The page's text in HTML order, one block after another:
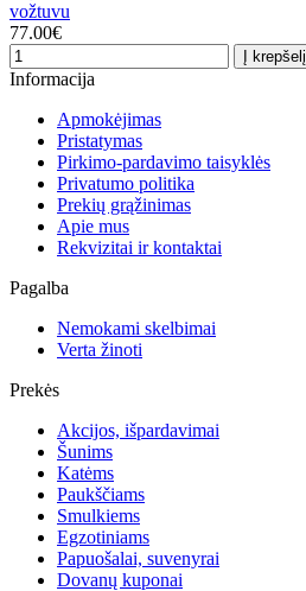
vožtuvu
77.00€
Į krepšelį
Informacija
Apmokėjimas
Pristatymas
Pirkimo-pardavimo taisyklės
Privatumo politika
Prekių grąžinimas
Apie mus
Rekvizitai ir kontaktai
Pagalba
Nemokami skelbimai
Verta žinoti
Prekės
Akcijos, išpardavimai
Šunims
Katėms
Paukščiams
Smulkiems
Egzotiniams
Papuošalai, suvenyrai
Dovanų kuponai